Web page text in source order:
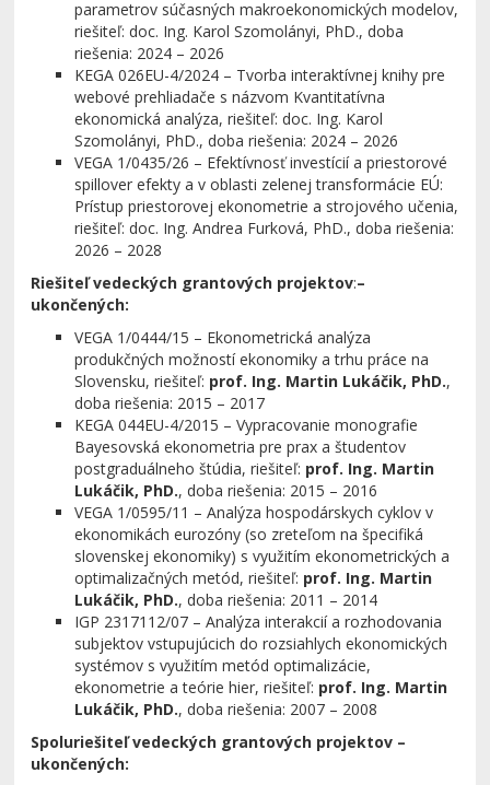
parametrov súčasných makroekonomických modelov,
riešiteľ: doc. Ing. Karol Szomolányi, PhD., doba
riešenia: 2024 – 2026
KEGA 026EU-4/2024 – Tvorba interaktívnej knihy pre
webové prehliadače s názvom Kvantitatívna
ekonomická analýza, riešiteľ: doc. Ing. Karol
Szomolányi, PhD., doba riešenia: 2024 – 2026
VEGA 1/0435/26 – Efektívnosť investícií a priestorové
spillover efekty a v oblasti zelenej transformácie EÚ:
Prístup priestorovej ekonometrie a strojového učenia,
riešiteľ: doc. Ing. Andrea Furková, PhD., doba riešenia:
2026 – 2028
Riešiteľ vedeckých grantových projektov:–
ukončených:
VEGA 1/0444/15 – Ekonometrická analýza
produkčných možností ekonomiky a trhu práce na
Slovensku, riešiteľ: prof. Ing. Martin Lukáčik, PhD.,
doba riešenia: 2015 – 2017
KEGA 044EU-4/2015 – Vypracovanie monografie
Bayesovská ekonometria pre prax a študentov
postgraduálneho štúdia, riešiteľ: prof. Ing. Martin
Lukáčik, PhD., doba riešenia: 2015 – 2016
VEGA 1/0595/11 – Analýza hospodárskych cyklov v
ekonomikách eurozóny (so zreteľom na špecifiká
slovenskej ekonomiky) s využitím ekonometrických a
optimalizačných metód, riešiteľ: prof. Ing. Martin
Lukáčik, PhD., doba riešenia: 2011 – 2014
IGP 2317112/07 – Analýza interakcií a rozhodovania
subjektov vstupujúcich do rozsiahlych ekonomických
systémov s využitím metód optimalizácie,
ekonometrie a teórie hier, riešiteľ: prof. Ing. Martin
Lukáčik, PhD., doba riešenia: 2007 – 2008
Spoluriešiteľ vedeckých grantových projektov –
ukončených: